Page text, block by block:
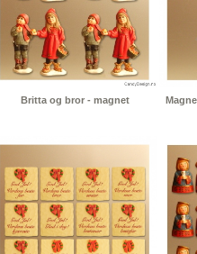
Britta og bror - magnet